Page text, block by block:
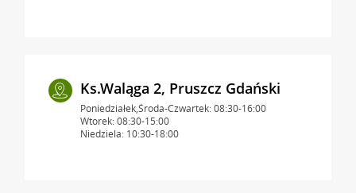
Ks.Waląga 2, Pruszcz Gdański
Poniedziałek,Środa-Czwartek: 08:30-16:00
Wtorek: 08:30-15:00
Niedziela: 10:30-18:00